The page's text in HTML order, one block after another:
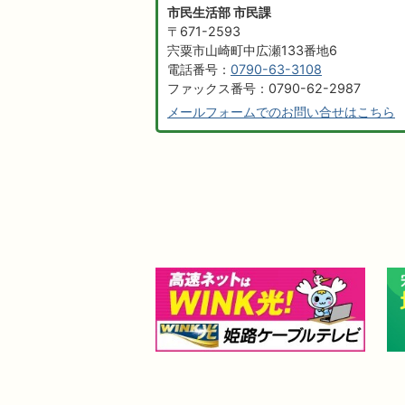
市民生活部 市民課
〒671-2593
宍粟市山崎町中広瀬133番地6
電話番号： 0790-63-3108
ファックス番号：0790-62-2987
メールフォームでのお問い合せはこちら